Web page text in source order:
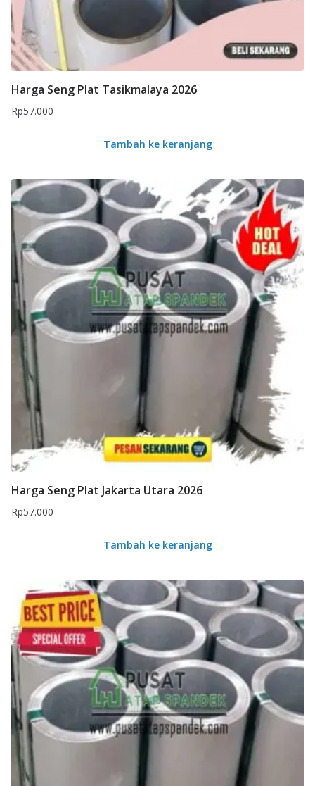
Harga Seng Plat Tasikmalaya 2026
Rp57.000
Tambah ke keranjang
Harga Seng Plat Jakarta Utara 2026
Rp57.000
Tambah ke keranjang